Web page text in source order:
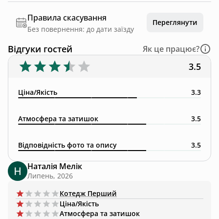
Правила скасування
Без повернення: до дати заїзду
Переглянути
Відгуки гостей Як це працює?
3.5
Ціна/Якість 3.3
Атмосфера та затишок 3.5
Відповідність фото та опису 3.5
Наталія Мелік
Липень, 2026
Котедж Перший
Ціна/Якість
Атмосфера та затишок